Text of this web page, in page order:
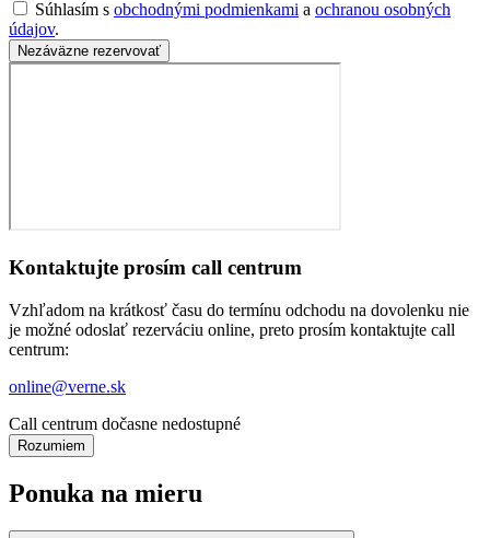
Súhlasím s obchodnými podmienkami a ochranou osobných
údajov.
Nezáväzne rezervovať
Kontaktujte prosím call centrum
Vzhľadom na krátkosť času do termínu odchodu na dovolenku nie
je možné odoslať rezerváciu online, preto prosím kontaktujte call
centrum:
online@verne.sk
Call centrum dočasne nedostupné
Rozumiem
Ponuka na mieru